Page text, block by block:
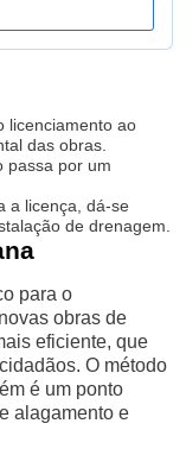
licenciamento ao
das obras.
passa por um
a licença, dá-se
de drenagem.
para o
obras de
eficiente, que
O método
é um ponto
alagamento e